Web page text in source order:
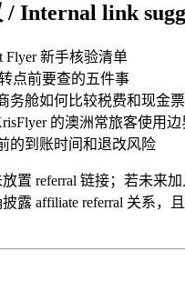
Internal link
Flyer 新手核验清单
点前要查的五件事
务舱如何比较税费和现金票
的澳洲常旅客使用边
的到账时间和退改风险
置 referral 链接；若未来
露 affiliate referral 关系，